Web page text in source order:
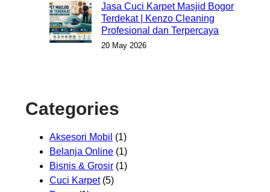
Jasa Cuci Karpet Masjid Bogor
Terdekat | Kenzo Cleaning
Profesional dan Terpercaya
20 May 2026
Categories
Aksesori Mobil (1)
Belanja Online (1)
Bisnis & Grosir (1)
Cuci Karpet(5)